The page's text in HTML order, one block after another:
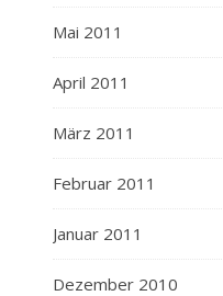
Mai 2011
April 2011
März 2011
Februar 2011
Januar 2011
Dezember 2010